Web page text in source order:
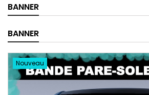
BANNER
BANNER
Nouveau